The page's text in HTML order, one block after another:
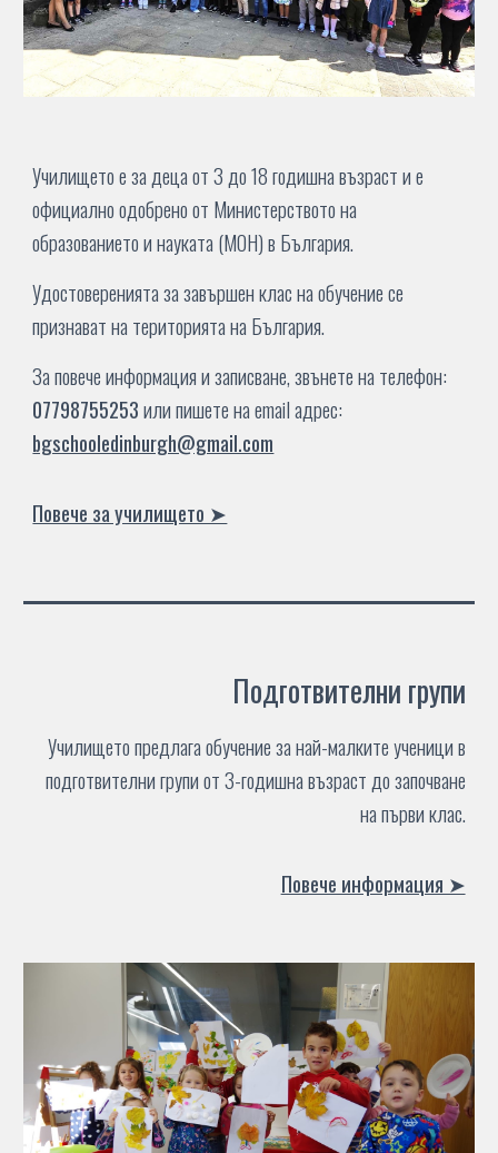
Училището е за деца от3 до 18 годишна възрасти е
официално одобрено от Министерството на
образованието и науката (МОН) в България.
Удостоверенията за завършен клас на обучение се
признават на територията на България.
За повече информация и записване, звънете на телефон:
07798755253 илипишете на email адрес:
bgschooledinburgh@gmail.com
Повече за училището ➤
Подготвителни групи
Училището предлага обучение за най-малките ученици в
подготвителни групи от 3-годишна възраст до започване
на първи клас.
Повече информация ➤